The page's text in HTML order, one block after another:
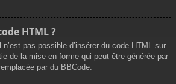
HTML ?
pas possible d’insérer du code HTML sur
de la mise en forme qui peut être générée par
par du BBCode.